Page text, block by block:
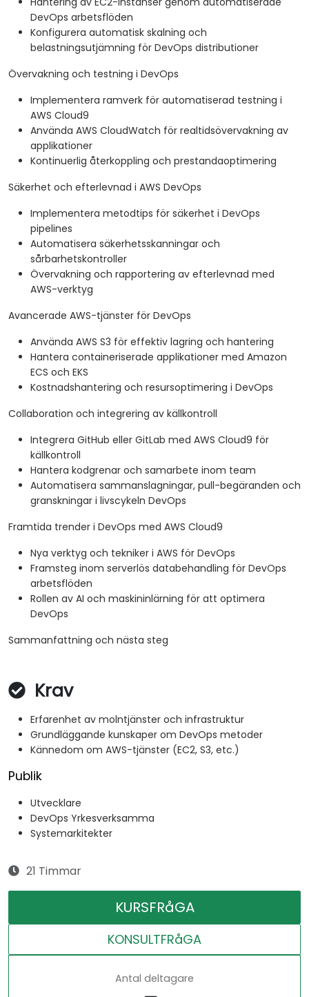
DevOps arbetsflöden
Konfigurera automatisk skalning och
belastningsutjämning för DevOps distributioner
Övervakning och testning i DevOps
Implementera ramverk för automatiserad testning i
AWS Cloud9
Använda AWS CloudWatch för realtidsövervakning av
applikationer
Kontinuerlig återkoppling och prestandaoptimering
Säkerhet och efterlevnad i AWS DevOps
Implementera metodtips för säkerhet i DevOps
pipelines
Automatisera säkerhetsskanningar och
sårbarhetskontroller
Övervakning och rapportering av efterlevnad med
AWS-verktyg
Avancerade AWS-tjänster för DevOps
Använda AWS S3 för effektiv lagring och hantering
Hantera containeriserade applikationer med Amazon
ECS och EKS
Kostnadshantering och resursoptimering i DevOps
Collaboration och integrering av källkontroll
Integrera GitHub eller GitLab med AWS Cloud9 för
källkontroll
Hantera kodgrenar och samarbete inom team
Automatisera sammanslagningar, pull-begäranden och
granskningar i livscykeln DevOps
Framtida trender i DevOps med AWS Cloud9
Nya verktyg och tekniker i AWS för DevOps
Framsteg inom serverlös databehandling för DevOps
arbetsflöden
Rollen av AI och maskininlärning för att optimera
DevOps
Sammanfattning och nästa steg
Krav
Erfarenhet av molntjänster och infrastruktur
Grundläggande kunskaper om DevOps metoder
Kännedom om AWS-tjänster (EC2, S3, etc.)
Publik
Utvecklare
DevOps Yrkesverksamma
Systemarkitekter
21 Timmar
KURSFRåGA
KONSULTFRåGA
Antal deltagare